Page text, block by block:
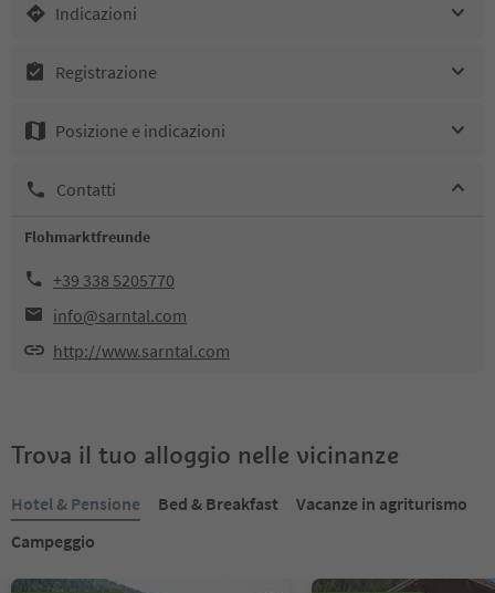
Indicazioni
Registrazione
Posizione e indicazioni
Contatti
Flohmarktfreunde
+39 338 5205770
info@sarntal.com
http://www.sarntal.com
Trova il tuo alloggio nelle vicinanze
Hotel & Pensione Bed & Breakfast
Vacanze in agriturismo
Campeggio